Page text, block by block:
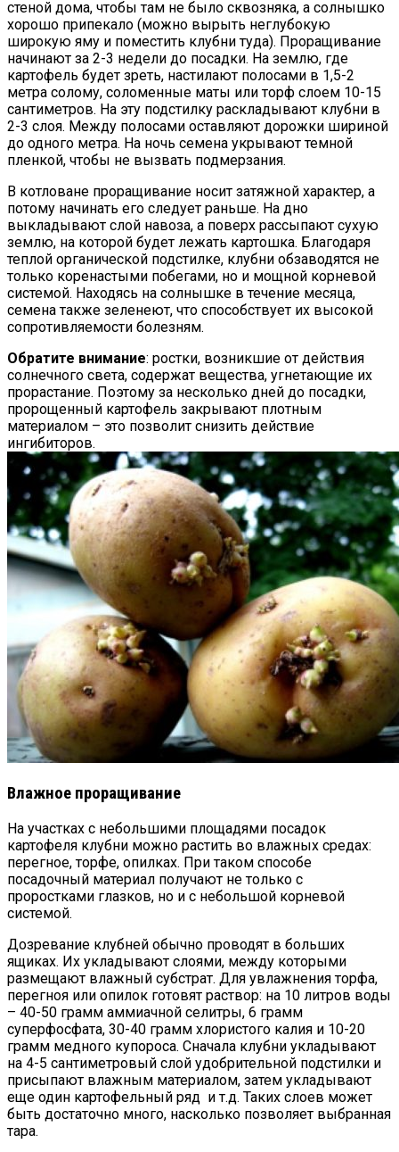
стеной дома, чтобы там не было сквозняка, а солнышко
хорошо припекало (можно вырыть неглубокую
широкую яму и поместить клубни туда). Проращивание
начинают за 2-3 недели до посадки. На землю, где
картофель будет зреть, настилают полосами в 1,5-2
метра солому, соломенные маты или торф слоем 10-15
сантиметров. На эту подстилку раскладывают клубни в
2-3 слоя. Между полосами оставляют дорожки шириной
до одного метра. На ночь семена укрывают темной
пленкой, чтобы не вызвать подмерзания.
В котловане проращивание носит затяжной характер, а
потому начинать его следует раньше. На дно
выкладывают слой навоза, а поверх рассыпают сухую
землю, на которой будет лежать картошка. Благодаря
теплой органической подстилке, клубни обзаводятся не
только коренастыми побегами, но и мощной корневой
системой. Находясь на солнышке в течение месяца,
семена также зеленеют, что способствует их высокой
сопротивляемости болезням.
Обратите внимание: ростки, возникшие от действия
солнечного света, содержат вещества, угнетающие их
прорастание. Поэтому за несколько дней до посадки,
пророщенный картофель закрывают плотным
материалом – это позволит снизить действие
ингибиторов.
Влажное проращивание
На участках с небольшими площадями посадок
картофеля клубни можно растить во влажных средах:
перегное, торфе, опилках. При таком способе
посадочный материал получают не только с
проростками глазков, но и с небольшой корневой
системой.
Дозревание клубней обычно проводят в больших
ящиках. Их укладывают слоями, между которыми
размещают влажный субстрат. Для увлажнения торфа,
перегноя или опилок готовят раствор: на 10 литров воды
– 40-50 грамм аммиачной селитры, 6 грамм
суперфосфата, 30-40 грамм хлористого калия и 10-20
грамм медного купороса. Сначала клубни укладывают
на 4-5 сантиметровый слой удобрительной подстилки и
присыпают влажным материалом, затем укладывают
еще один картофельный ряд и т.д. Таких слоев может
быть достаточно много, насколько позволяет выбранная
тара.